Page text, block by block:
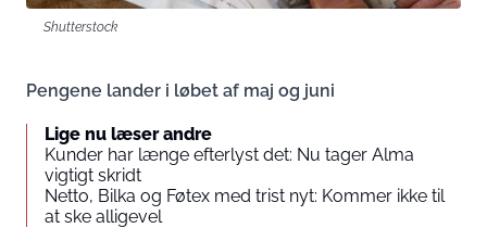
Shutterstock
Pengene lander i løbet af maj og juni
Lige nu læser andre
Kunder har længe efterlyst det: Nu tager Alma
vigtigt skridt
Netto, Bilka og Føtex med trist nyt: Kommer ikke til
at ske alligevel